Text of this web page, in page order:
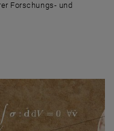
Forschungs- und